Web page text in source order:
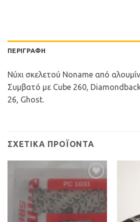
ΠΕΡΙΓΡΑΦΉ
Νύχι σκελετού Noname από
Συμβατό με Cube 260,
26, Ghost.
ΣΧΕΤΙΚΆ ΠΡΟΪΌΝΤΑ
Προσθήκη
στη Λίστα
Επιθυμιών